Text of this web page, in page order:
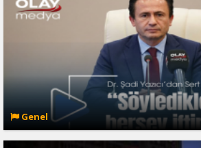
Genel